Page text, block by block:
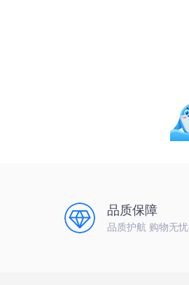
品质保障
品质护航 购物无忧